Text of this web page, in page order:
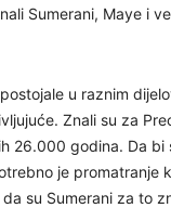
Sumerani, Maye i
u raznim
Znali su za
26.000 godina. Da bi
je promatranje
su Sumerani za to